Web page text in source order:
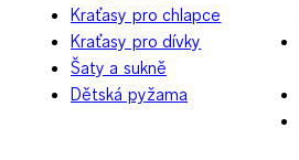
Kraťasy pro chlapce
Kraťasy pro dívky
Šaty a sukně
Dětská pyžama